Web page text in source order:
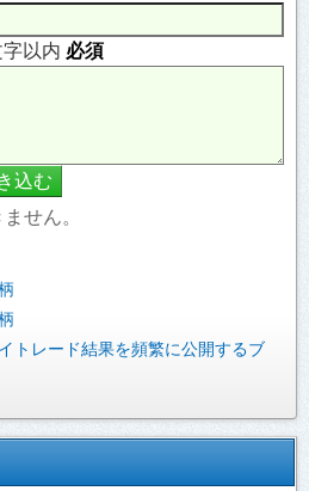
以内 必須
せん。
トレード結果を頻繁に公開するブ